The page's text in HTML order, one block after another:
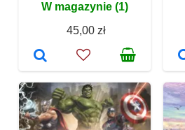
W magazynie (1)
45,00 zł